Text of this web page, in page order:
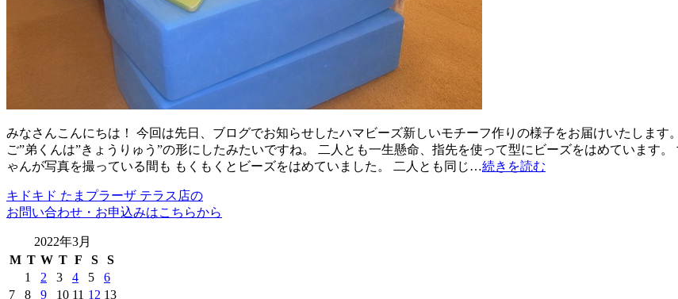
みなさんこんにちは！ 今回は先日、ブログでお知らせしたハマビーズ新しいモチーフ作りの様子をお届けいたしま
ご”弟くんは”きょうりゅう”の形にしたみたいですね。 二人とも一生懸命、指先を使って型にビーズをはめています
ゃんが写真を撮っている間も もくもくとビーズをはめていました。 二人とも同じ…続きを読む
キドキド たまプラーザ テラス店の
お問い合わせ・お申込みはこちらから
2022年3月
M T W T F S
S
1
2 3 4 5
6
7
8 9 10 11 12 13